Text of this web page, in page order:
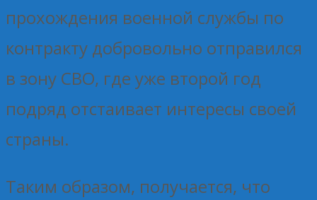
прохождения военной службы по
контракту добровольно отправился
в зону СВО, где уже второй год
подряд отстаивает интересы своей
страны.
Таким образом, получается, что